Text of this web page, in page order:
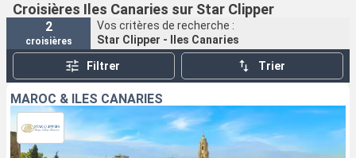
Nos destinations
Mois de départ
Ports Compagnies
Croisières Iles Canaries sur Star Clipper
2
croisières
Vos critères de recherche :
Star Clipper - Iles Canaries
Filtrer Trier
MAROC & ÎLES CANARIES